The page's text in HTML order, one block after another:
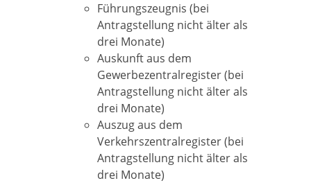
Führungszeugnis (bei
Antragstellung nicht älter als
drei Monate)
Auskunft aus dem
Gewerbezentralregister (bei
Antragstellung nicht älter als
drei Monate)
Auszug aus dem
Verkehrszentralregister (bei
Antragstellung nicht älter als
drei Monate)